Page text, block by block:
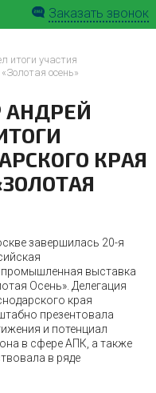
Заказать звонок
итоги участия
осень»
АНДРЕЙ
КРАЯ
завершилась 20-я
выставка
Осень». Делегация
края
презентовала
и потенциал
в сфере АПК, а также
в ряде